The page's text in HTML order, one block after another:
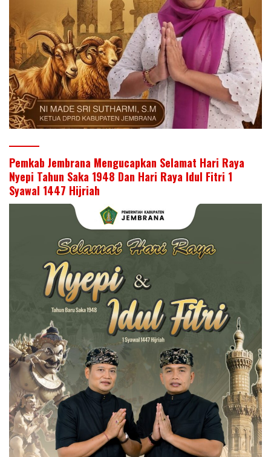
Pemkab Jembrana Mengucapkan Selamat Hari Raya
Nyepi Tahun Saka 1948 Dan Hari Raya Idul Fitri 1
Syawal 1447 Hijriah